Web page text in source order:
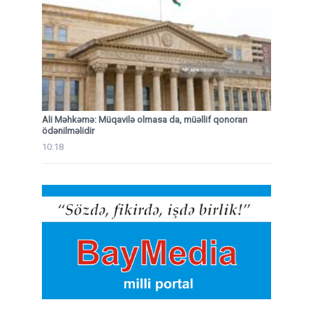
Ali Məhkəmə: Müqavilə olmasa da, müəllif qonorarı
ödənilməlidir
10:18